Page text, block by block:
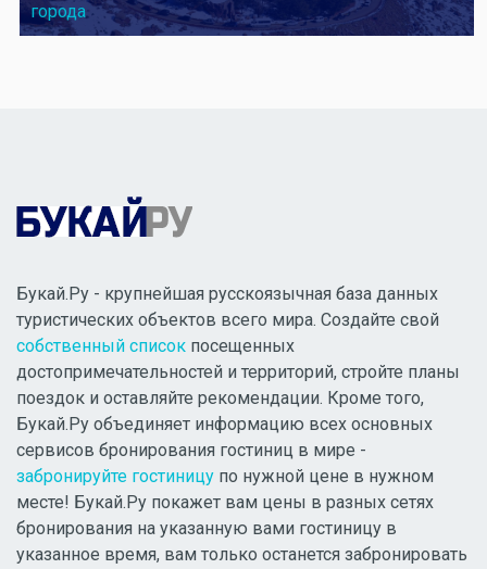
города
Букай.Ру - крупнейшая русскоязычная база данных
туристических объектов всего мира. Создайте свой
собственный список посещенных
достопримечательностей и территорий, стройте планы
поездок и оставляйте рекомендации. Кроме того,
Букай.Ру объединяет информацию всех основных
сервисов бронирования гостиниц в мире -
забронируйте гостиницу по нужной цене в нужном
месте! Букай.Ру покажет вам цены в разных сетях
бронирования на указанную вами гостиницу в
указанное время, вам только останется забронировать